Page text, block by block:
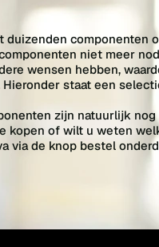
duizenden componenten
niet meer
wensen hebben,
staat een
zijn natuurlijk
kopen of wilt u weten
via de knop bestel